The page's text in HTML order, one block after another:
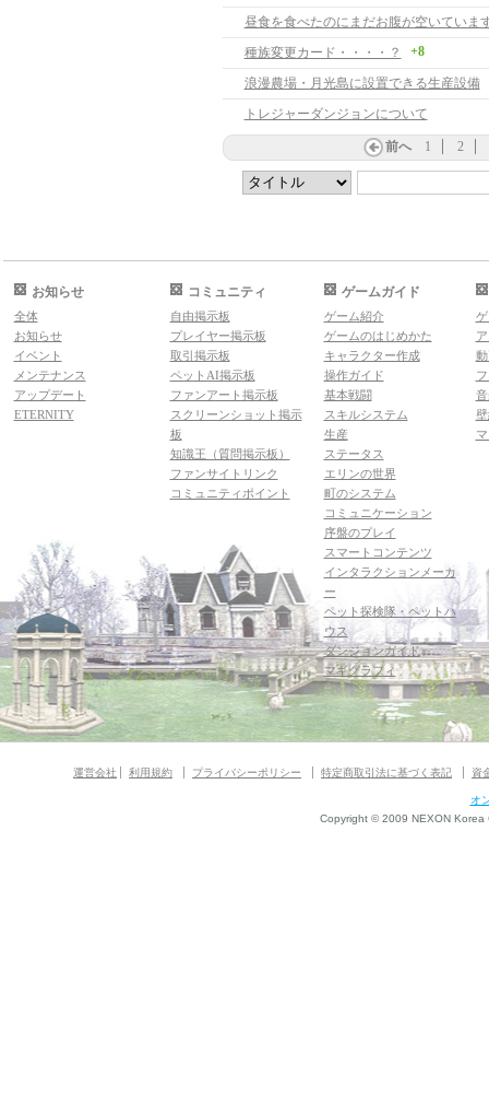
昼食を食べたのにまだお腹が空いていま
種族変更カード・・・・？
+8
浪漫農場・月光島に設置できる生産設備
トレジャーダンジョンについて
前へ 1 2
お知らせ
全体
お知らせ
イベント
メンテナンス
アップデート
ETERNITY
コミュニティ
自由掲示板
プレイヤー掲示板
取引掲示板
ペットAI掲示板
ファンアート掲示板
スクリーンショット掲示
板
知識王（質問掲示板）
ファンサイトリンク
コミュニティポイント
ゲームガイド
ゲーム紹介
ゲームのはじめかた
キャラクター作成
操作ガイド
基本戦闘
スキルシステム
生産
ステータス
エリンの世界
町のシステム
コミュニケーション
序盤のプレイ
スマートコンテンツ
インタラクションメーカ
ー
ペット探検隊・ペットハ
ウス
ダンジョンガイド
マギグラフィ
運営会社 利用規約 プライバシーポリシー 特定商取引法に基づく表記 資
オ
Copyright © 2009 NEXON Korea